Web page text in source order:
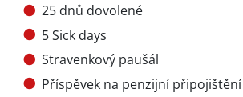
25 dnů dovolené
5 Sick days
Stravenkový paušál
Příspěvek na penzijní připojištění